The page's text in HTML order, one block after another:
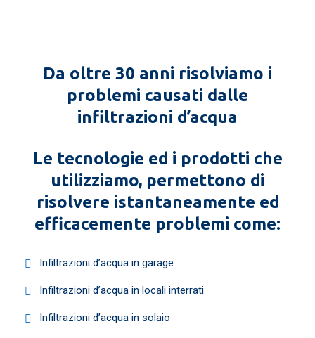
Da oltre 30 anni risolviamo i
problemi causati dalle
infiltrazioni d’acqua
Le tecnologie ed i prodotti che
utilizziamo, permettono di
risolvere istantaneamente ed
efficacemente problemi come:
Infiltrazioni d’acqua in garage
Infiltrazioni d’acqua in locali interrati
Infiltrazioni d’acqua in solaio